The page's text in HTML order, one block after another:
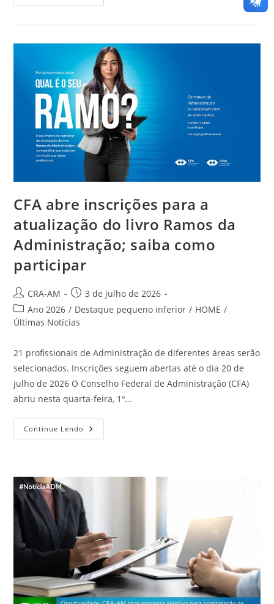
CFA abre inscrições para a
atualização do livro Ramos da
Administração; saiba como
participar
CRA-AM
3 de julho de 2026
Ano 2026 / Destaque pequeno inferior / HOME /
Últimas Notícias
21 profissionais de Administração de diferentes áreas serão
selecionados. Inscrições seguem abertas até o dia 20 de
julho de 2026 O Conselho Federal de Administração (CFA)
abriu nesta quarta-feira, 1º…
Continue Lendo